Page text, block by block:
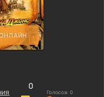
0
Голосов: 0